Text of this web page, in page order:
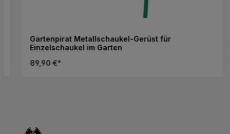
Gartenpirat Metallschaukel-Gerüst für
Einzelschaukel im Garten
89,90 €*